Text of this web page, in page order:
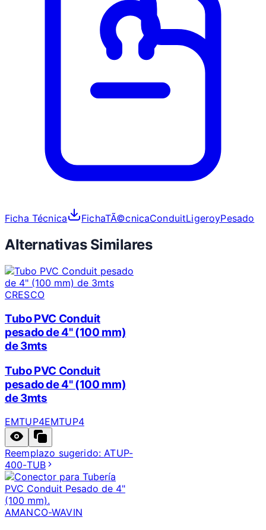
Ficha Técnica FichaTÃ©cnicaConduitLigeroyPesado
Alternativas Similares
CRESCO
Tubo PVC Conduit
pesado de 4" (100 mm)
de 3mts
Tubo PVC Conduit
pesado de 4" (100 mm)
de 3mts
EMTUP4EMTUP4
Reemplazo sugerido:ATUP-
400-TUB
AMANCO-WAVIN